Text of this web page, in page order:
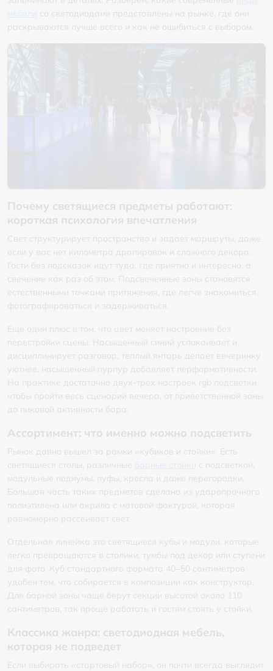
мебели со светодиодами представлены на рынке, где они
раскрываются лучше всего и как не ошибиться с выбором.
Почему светящиеся предметы работают:
короткая психология впечатления
Свет структурирует пространство и задает маршруты, даже
если у вас нет километра драпировок и сложного декора.
Гости без подсказок идут туда, где приятно и интересно, а
свечение как раз об этом. Подсвеченные зоны становятся
естественными точками притяжения, где легче знакомиться,
фотографироваться и задерживаться.
Еще один плюс в том, что цвет меняет настроение без
перестройки сцены. Насыщенный синий успокаивает и
дисциплинирует разговор, теплый янтарь делает вечеринку
уютнее, насыщенный пурпур добавляет перформативности.
На практике достаточно двух-трех настроек rgb подсветки,
чтобы пройти весь сценарий вечера, от приветственной зоны
до пиковой активности бара.
Ассортимент: что именно можно подсветить
Рынок давно вышел за рамки «кубиков и стойки». Есть
светящиеся столы, различные барные стойки с подсветкой,
модульные подиумы, пуфы, кресла и даже перегородки.
Большая часть таких предметов сделана из ударопрочного
полиэтилена или акрила с матовой фактурой, которая
равномерно рассеивает свет.
Отдельная линейка это светящиеся кубы и модули, которые
легко превращаются в столики, тумбы под декор или ступени
для фото. Куб стандартного формата 40–50 сантиметров
удобен тем, что собирается в композиции как конструктор.
Для барной зоны чаще берут секции высотой около 110
сантиметров, так проще работать и гостям стоять у стойки.
Классика жанра: светодиодная мебель,
которая не подведет
Если выбирать «стартовый набор», он почти всегда выглядит